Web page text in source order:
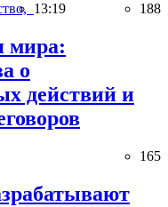
13:19 188
мира:
о
действий и
165